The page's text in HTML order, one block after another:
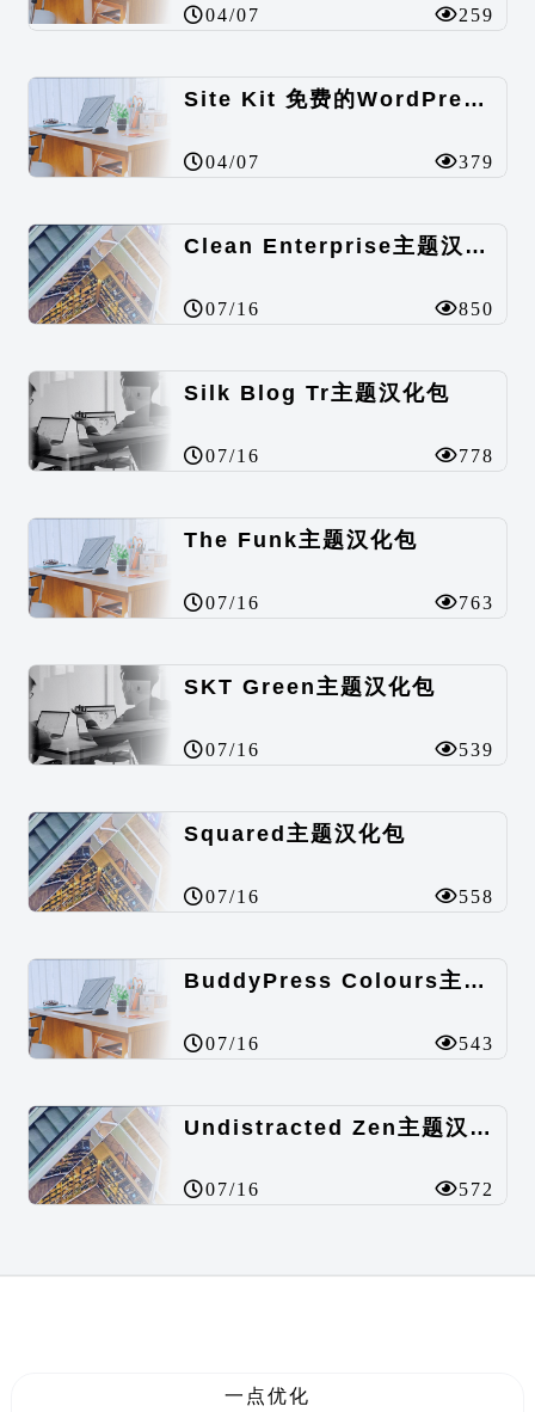
04/07 259
Site Kit 免费的WordPress数据统计插件
04/07 379
Clean Enterprise主题汉化包
07/16 850
Silk Blog Tr主题汉化包
07/16 778
The Funk主题汉化包
07/16 763
SKT Green主题汉化包
07/16 539
Squared主题汉化包
07/16 558
BuddyPress Colours主题汉化包
07/16 543
Undistracted Zen主题汉化包
07/16 572
一点优化